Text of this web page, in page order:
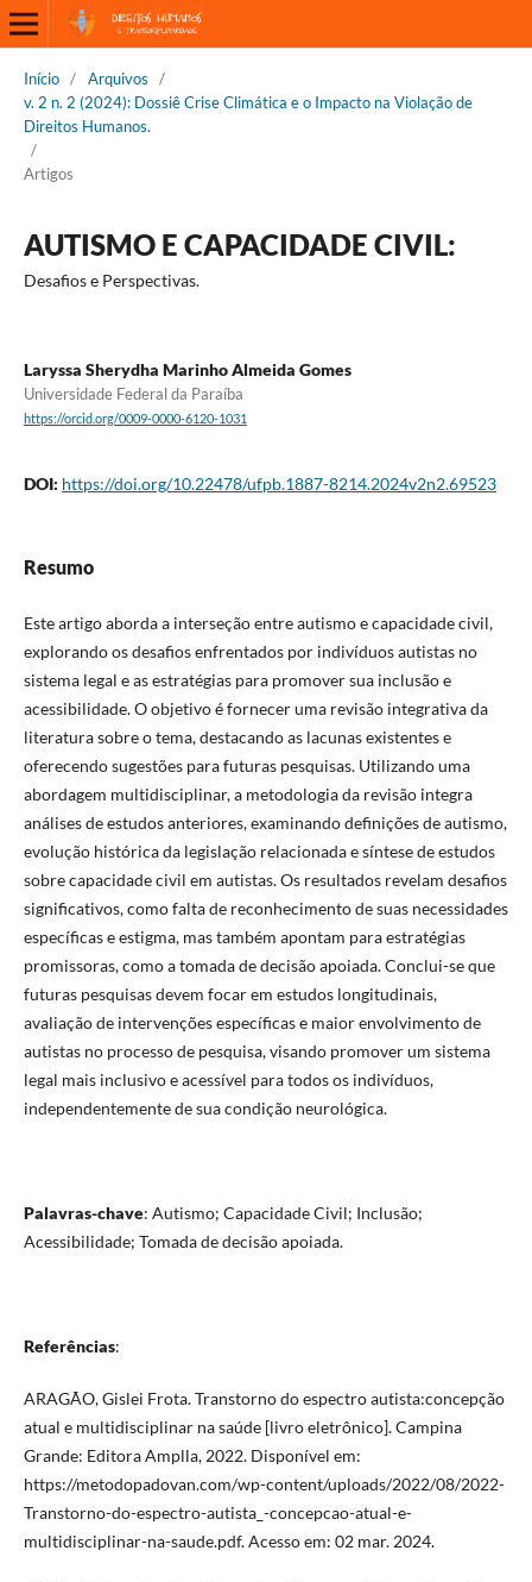
Início / Arquivos
/
v. 2 n. 2 (2024): Dossiê Crise Climática e o Impacto na Violação de
Direitos Humanos.
/
Artigos
AUTISMO E CAPACIDADE CIVIL:
Desafios e Perspectivas.
Laryssa Sherydha Marinho Almeida Gomes
Universidade Federal da Paraíba
https://orcid.org/0009-0000-6120-1031
DOI: https://doi.org/10.22478/ufpb.1887-8214.2024v2n2.69523
Resumo
Este artigo aborda a interseção entre autismo e capacidade civil,
explorando os desafios enfrentados por indivíduos autistas no
sistema legal e as estratégias para promover sua inclusão e
acessibilidade. O objetivo é fornecer uma revisão integrativa da
literatura sobre o tema, destacando as lacunas existentes e
oferecendo sugestões para futuras pesquisas. Utilizando uma
abordagem multidisciplinar, a metodologia da revisão integra
análises de estudos anteriores, examinando definições de autismo,
evolução histórica da legislação relacionada e síntese de estudos
sobre capacidade civil em autistas. Os resultados revelam desafios
significativos, como falta de reconhecimento de suas necessidades
específicas e estigma, mas também apontam para estratégias
promissoras, como a tomada de decisão apoiada. Conclui-se que
futuras pesquisas devem focar em estudos longitudinais,
avaliação de intervenções específicas e maior envolvimento de
autistas no processo de pesquisa, visando promover um sistema
legal mais inclusivo e acessível para todos os indivíduos,
independentemente de sua condição neurológica.
Palavras-chave: Autismo; Capacidade Civil; Inclusão;
Acessibilidade; Tomada de decisão apoiada.
Referências:
ARAGÃO, Gislei Frota. Transtorno do espectro autista:concepção
atual e multidisciplinar na saúde [livro eletrônico]. Campina
Grande: Editora Amplla, 2022. Disponível em:
https://metodopadovan.com/wp-content/uploads/2022/08/2022-
Transtorno-do-espectro-autista_-concepcao-atual-e-
multidisciplinar-na-saude.pdf. Acesso em: 02 mar. 2024.